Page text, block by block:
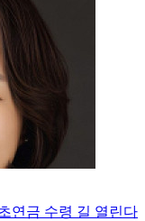
연금 수령 길 열린다